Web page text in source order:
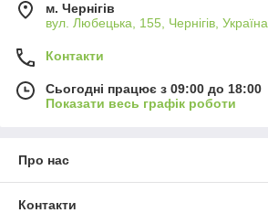
м. Чернігів
вул. Любецька, 155, Чернігів, Україна
Контакти
Сьогодні працює з 09:00 до 18:00
Показати весь графік роботи
Про нас
Контакти